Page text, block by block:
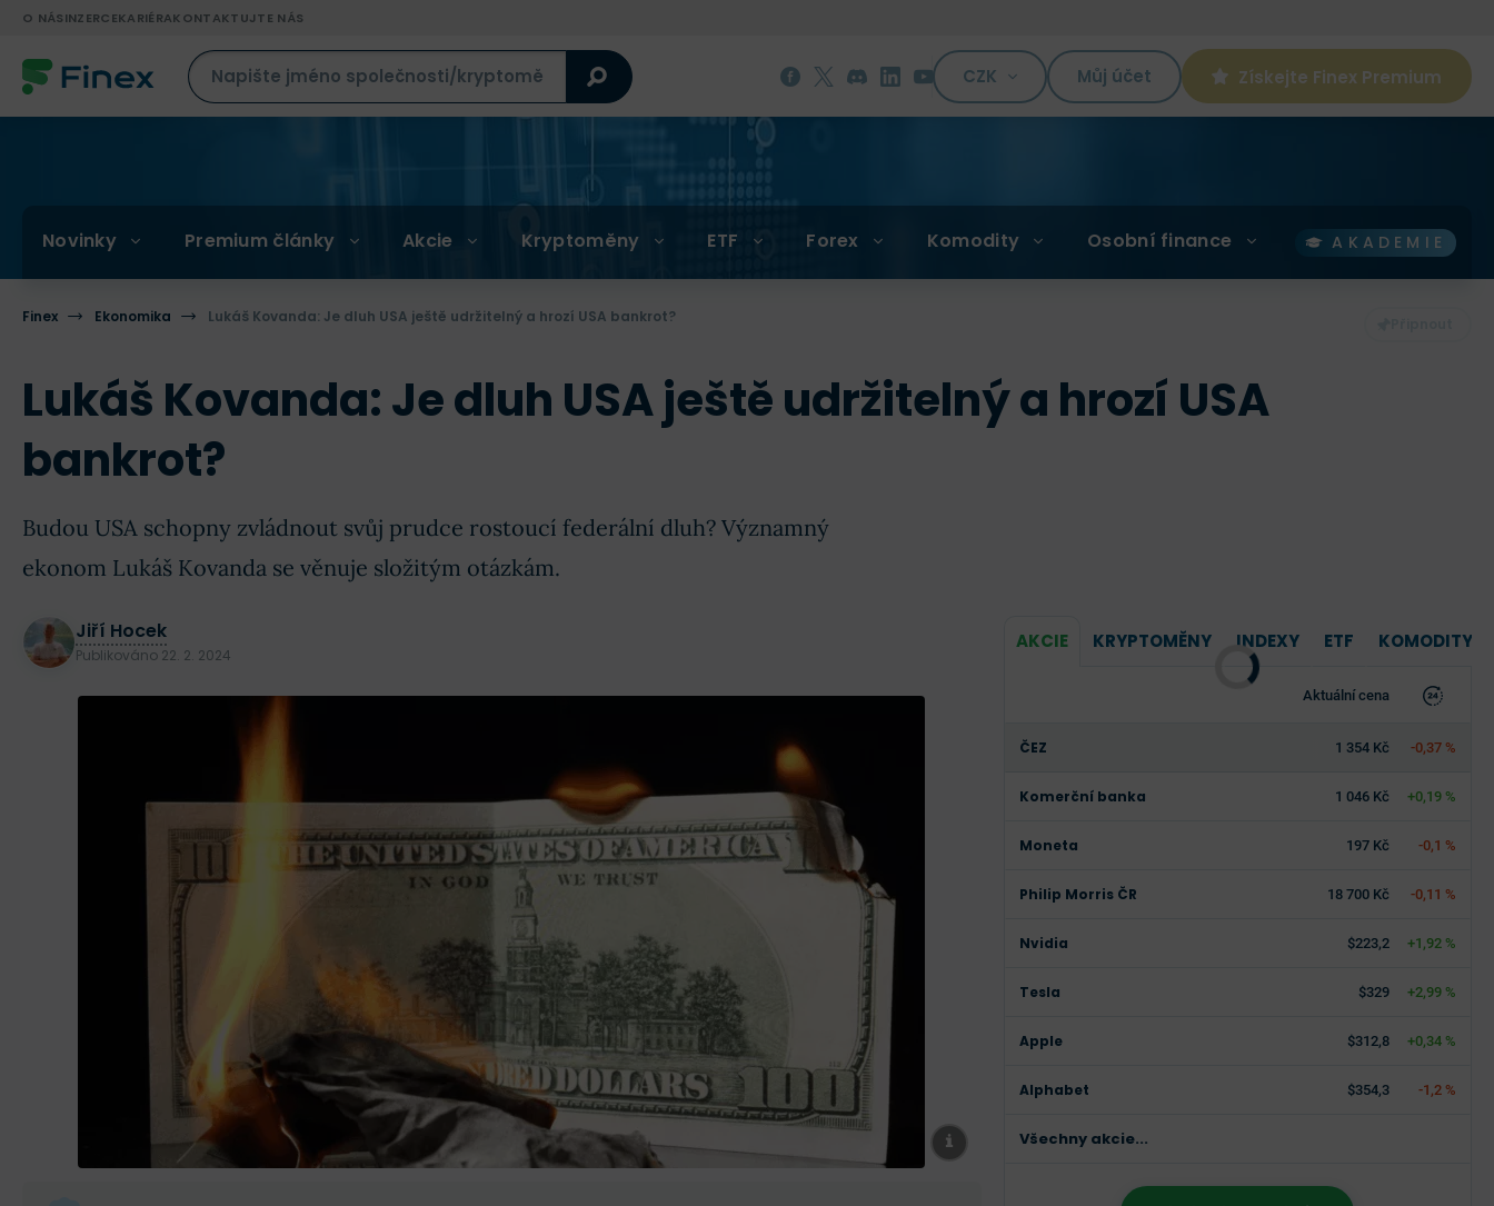
O NÁSINZERCEKARIÉRAKONTAKTUJTE NÁS
CZK Můj účet Získejte Finex Premium
Novinky Premium články Akcie Kryptoměny ETF Forex Komodity Osobní finance AKADEMIE
Finex Ekonomika Lukáš Kovanda: Je dluh USA ještě udržitelný a hrozí USA bankrot?
Lukáš Kovanda: Je dluh USA ještě udržitelný a hrozí USA
bankrot?
Budou USA schopny zvládnout svůj prudce rostoucí federální dluh? Významný
ekonom Lukáš Kovanda se věnuje složitým otázkám.
Jiří Hocek
Publikováno 22. 2. 2024
AKCIE KRYPTOMĚNY INDEXY ETF KOMODITY
Aktuální cena
ČEZ 1 354 Kč -0,37 %
Komerční banka 1 046 Kč +0,19 %
Moneta 197 Kč -0,1 %
Philip Morris ČR 18 700 Kč -0,11 %
Nvidia $223,2 +1,92 %
Tesla $329 +2,99 %
Apple $312,8 +0,34 %
Alphabet $354,3 -1,2 %
Všechny akcie...